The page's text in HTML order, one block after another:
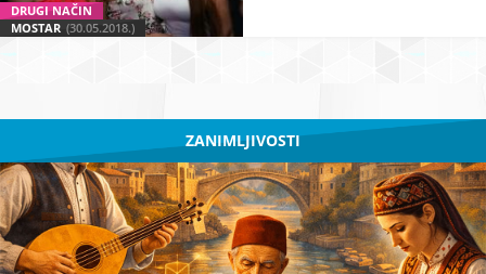
DRUGI NAČIN
MOSTAR (30.05.2018.)
ZANIMLJIVOSTI